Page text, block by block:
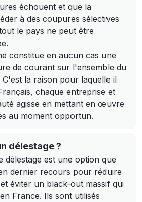
échouent et que la
à des coupures sélectives
le pays ne peut être
constitue en aucun cas une
de courant sur l'ensemble du
la raison pour laquelle il
chaque entreprise et
agisse en mettant en œuvre
au moment opportun.
délestage ?
délestage est une option que
dernier recours pour réduire
éviter un black-out massif qui
France. Ils sont utilisés